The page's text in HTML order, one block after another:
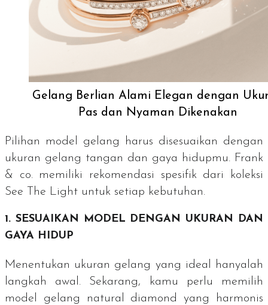
Gelang Berlian Alami Elegan dengan
Pas dan Nyaman Dikenakan
Pilihan model gelang harus disesuaikan dengan
ukuran gelang tangan dan gaya hidupmu. Frank
& co. memiliki rekomendasi spesifik dari koleksi
See The Light untuk setiap kebutuhan.
1. SESUAIKAN MODEL DENGAN UKURAN DAN
GAYA HIDUP
Menentukan ukuran gelang yang ideal hanyalah
langkah awal. Sekarang, kamu perlu memilih
model gelang
natural diamond
yang harmonis